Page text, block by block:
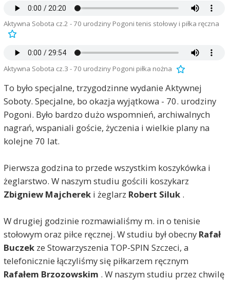
Aktywna Sobota cz.2 - 70 urodziny Pogoni tenis stołowy i piłka ręczna
Aktywna Sobota cz.3 - 70 urodziny Pogoni piłka nożna
To było specjalne, trzygodzinne wydanie Aktywnej
Soboty. Specjalne, bo okazja wyjątkowa - 70. urodziny
Pogoni. Było bardzo dużo wspomnień, archiwalnych
nagrań, wspaniali goście, życzenia i wielkie plany na
kolejne 70 lat.
Pierwsza godzina to przede wszystkim koszykówka i
żeglarstwo. W naszym studiu gościli koszykarz
Zbigniew Majchereki żeglarz Robert Siluk.
W drugiej godzinie rozmawialiśmy m. in o tenisie
stołowym oraz piłce ręcznej. W studiu był obecny Rafał
Buczekze Stowarzyszenia TOP-SPIN Szczeci, a
telefonicznie łączyliśmy się piłkarzem ręcznym
Rafałem Brzozowskim . W naszym studiu przez chwilę